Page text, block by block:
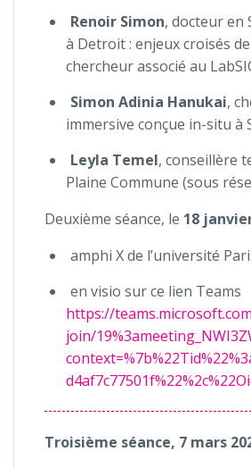
Renoir Simon, docteur en
à Detroit : enjeux croisés
chercheur associé au
Simon Adinia Hanukai,
immersive conçue in-situ à
Leyla Temel, conseillère
Plaine Commune (sous
Deuxième séance, le 18
amphi X de l’université
en visio sur ce lien Teams
https://
join/
Troisième séance, 7 mars